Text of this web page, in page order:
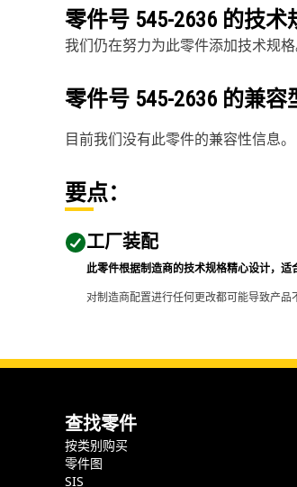
零件号 545-2636 的技术
我们仍在努力为此零件添加技术规格
零件号 545-2636 的兼容
目前我们没有此零件的兼容性信息。
要点：
工厂装配
此零件根据制造商的技术规格精心设计，适
对制造商配置进行任何更改都可能导致产
查找零件
按类别购买
零件图
SIS